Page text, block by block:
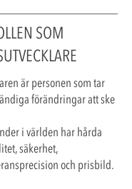
SOM
är personen som tar
förändringar att ske
i världen har hårda
säkerhet,
och prisbild.